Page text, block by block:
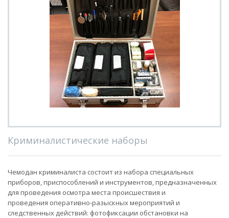
Криминалистические наборы
Чемодан криминалиста состоит из набора специальных
приборов, приспособлений и инструментов, предназначенных
для проведения осмотра места происшествия и
проведения оперативно-разыскных мероприятий и
следственных действий: фотофиксации обстановки на